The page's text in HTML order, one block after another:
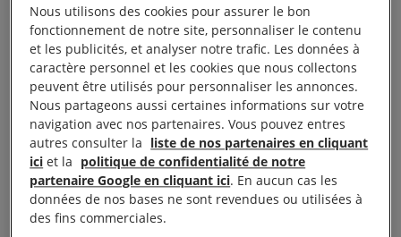
soudanais. Il raconte : «Quand nous sommes sortis
de la mosquée au crépuscule le 2 mai, la police
nous attendait. Ils nous ont tous emmenés au
commissariat d’Agadez, où nous avons passé la
nuit. […] Nous avons passé quatre nuits en prison
[…] Ils les ont emmenés en Libye. J’aurais dû me
trouver avec eux, mais j’ai réussi à me sauver.» Il
est resté en contact avec certaines d’entre elles :
Hier, à trois heures du matin, l’un des expulsés m’a
Nous utilisons des cookies pour assurer le bon
fonctionnement de notre site, personnaliser le contenu
et les publicités, et analyser notre trafic. Les données à
caractère personnel et les cookies que nous collectons
peuvent être utilisés pour personnaliser les annonces.
Nous partageons aussi certaines informations sur votre
navigation avec nos partenaires. Vous pouvez entres
autres consulter la liste de nos partenaires en cliquant
ici et la politique de confidentialité de notre
partenaire Google en cliquant ici. En aucun cas les
données de nos bases ne sont revendues ou utilisées à
des fins commerciales.